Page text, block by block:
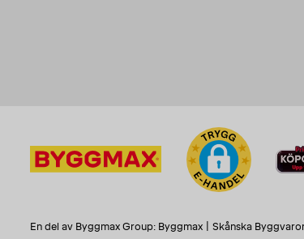
En del av Byggmax Group: Byggmax Skånska